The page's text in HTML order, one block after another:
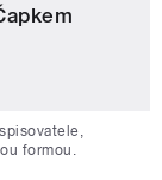
formou.